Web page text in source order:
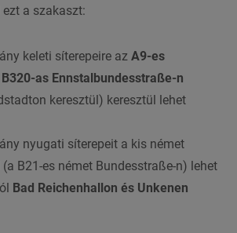
a szakaszt:
keleti síterepeire az A9-es
B320-as Ennstalbundesstraße-n
keresztül) keresztül lehet
nyugati síterepeit a kis német
B21-es német Bundesstraße-n) lehet
Bad Reichenhallon és Unkenen